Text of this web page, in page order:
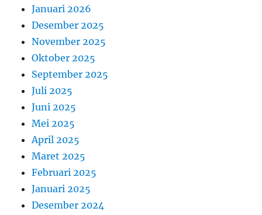
Januari 2026
Desember 2025
November 2025
Oktober 2025
September 2025
Juli 2025
Juni 2025
Mei 2025
April 2025
Maret 2025
Februari 2025
Januari 2025
Desember 2024